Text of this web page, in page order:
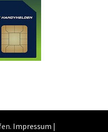
Impressum |